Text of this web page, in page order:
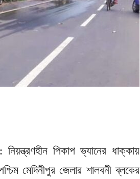
: নিয়ন্ত্রণহীন পিকাপ ভ্যানের ধাক্কায়
মেদিনীপুর জেলার শালবনী ব্লকের